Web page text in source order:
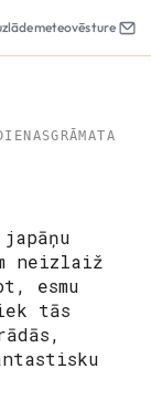
meteovēsture
neizlaiž
esmu
tās